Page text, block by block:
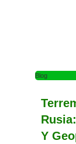
Blog
Y